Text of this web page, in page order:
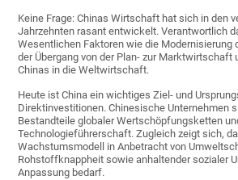
Keine Frage: Chinas Wirtschaft hat sich in den
Jahrzehnten rasant entwickelt. Verantwortlich
Wesentlichen Faktoren wie die Modernisierung
der Übergang von der Plan- zur Marktwirtschaft
Chinas in die Weltwirtschaft.
Heute ist China ein wichtiges Ziel- und
Direktinvestitionen. Chinesische Unternehmen
Bestandteile globaler Wertschöpfungsketten
Technologieführerschaft. Zugleich zeigt sich,
Wachstumsmodell in Anbetracht von
Rohstoffknappheit sowie anhaltender sozialer
Anpassung bedarf.